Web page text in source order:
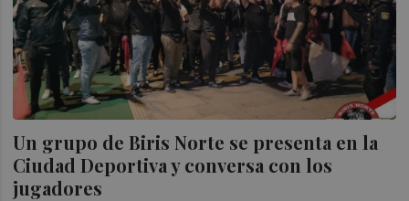
Un grupo de Biris Norte se presenta en la
Ciudad Deportiva y conversa con los
jugadores